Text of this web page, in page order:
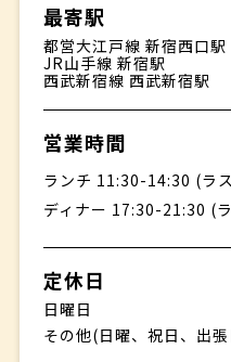
最寄駅
都営大江戸線 新宿西口駅
JR山手線 新宿駅
西武新宿線 西武新宿駅
営業時間
ランチ 11:30-14:30 (ラ
ディナー 17:30-21:30 (
定休日
日曜日
その他(日曜、祝日、出